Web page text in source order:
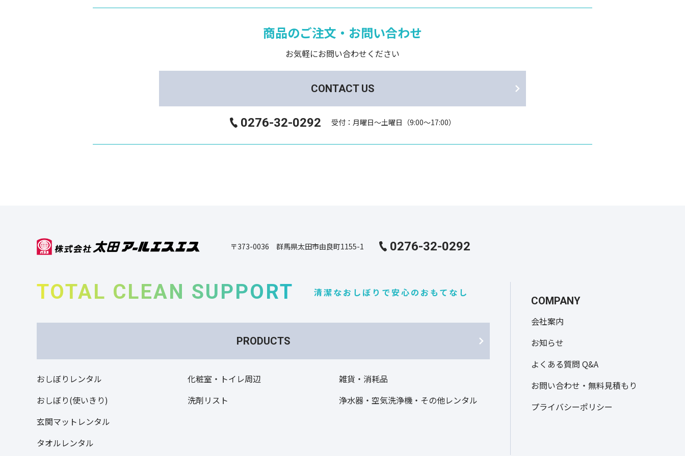
商品のご注文・お問い合わせ
お気軽にお問い合わせください
CONTACT US
0276-32-0292 受付：月曜日～土曜日（9:00～17:00）
〒373-0036 群馬県太田市由良町1155-1 0276-32-0292
TOTAL CLEAN SUPPORT 清潔なおしぼりで安心のおもてなし
PRODUCTS
おしぼりレンタル
おしぼり(使いきり)
玄関マットレンタル
タオルレンタル
化粧室・トイレ周辺
洗剤リスト
雑貨・消耗品
浄水器・空気洗浄機・その他レンタル
COMPANY
会社案内
お知らせ
よくある質問 Q&A
お問い合わせ・無料見積もり
プライバシーポリシー